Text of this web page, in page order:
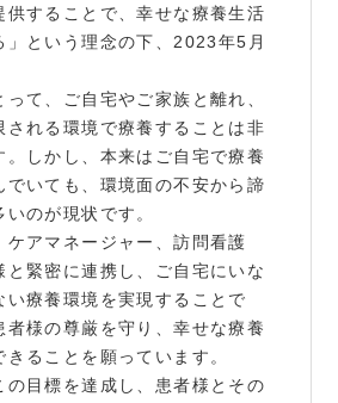
供することで、幸せな療養生活
」という理念の下、2023年5月
て、ご自宅やご家族と離れ、
される環境で療養することは非
。しかし、本来はご自宅で療養
でいても、環境面の不安から諦
のが現状です。
ケアマネージャー、訪問看護
と緊密に連携し、ご自宅にいな
い療養環境を実現することで
者様の尊厳を守り、幸せな療養
ることを願っています。
の目標を達成し、患者様とその